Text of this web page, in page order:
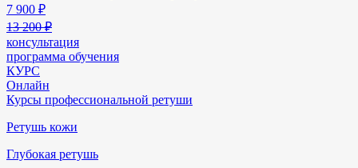
7 900 ₽
13 200 ₽
консультация
программа обучения
КУРС
Онлайн
Курсы профессиональной ретуши
Ретушь кожи
Глубокая ретушь